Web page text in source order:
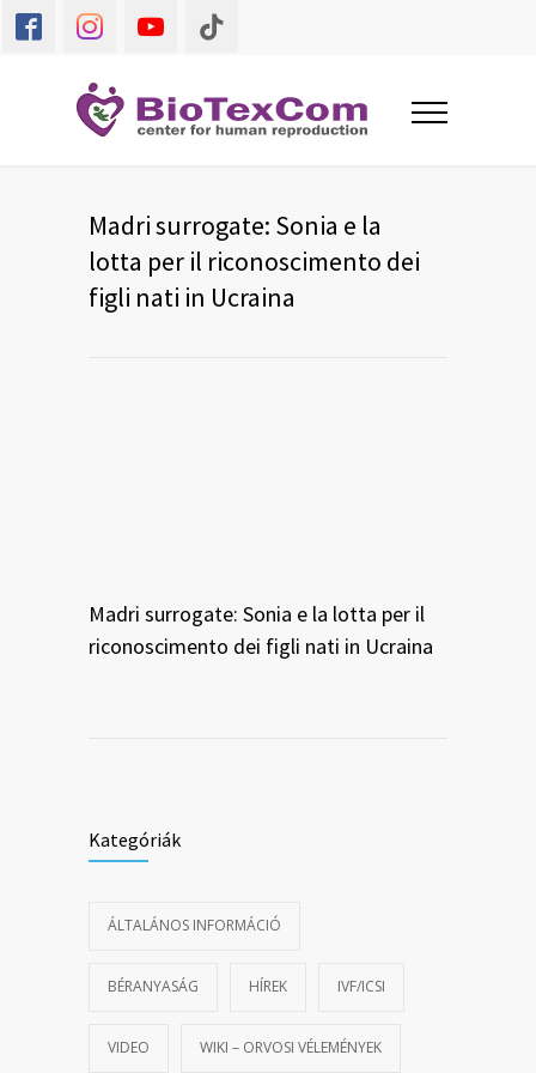
Madri surrogate: Sonia e la
lotta per il riconoscimento dei
figli nati in Ucraina
Madri surrogate: Sonia e la lotta per il
riconoscimento dei figli nati in Ucraina
Kategóriák
ÁLTALÁNOS INFORMÁCIÓ
BÉRANYASÁG HÍREK IVF/ICSI
VIDEO WIKI – ORVOSI VÉLEMÉNYEK